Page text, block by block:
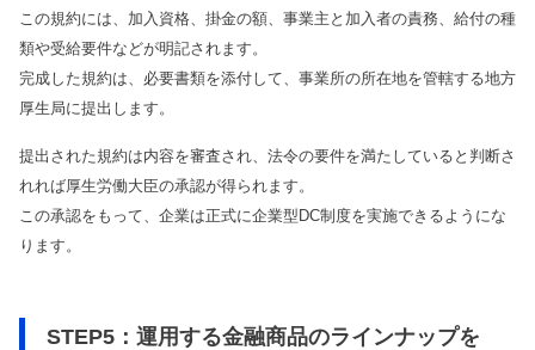
この規約には、加入資格、掛金の額、事業主と加入者の責務、給付の種
類や受給要件などが明記されます。
完成した規約は、必要書類を添付して、事業所の所在地を管轄する地方
厚生局に提出します。
提出された規約は内容を審査され、法令の要件を満たしていると判断さ
れれば厚生労働大臣の承認が得られます。
この承認をもって、企業は正式に企業型DC制度を実施できるようにな
ります。
STEP5：運用する金融商品のラインナップを